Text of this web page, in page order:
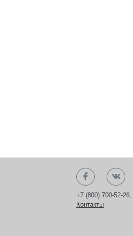
+7 (800) 700-52-26,
Контакты